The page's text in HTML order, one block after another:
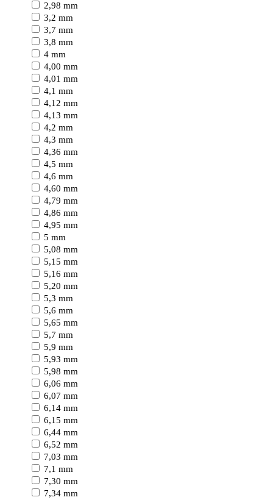
2,98 mm
3,2 mm
3,7 mm
3,8 mm
4 mm
4,00 mm
4,01 mm
4,1 mm
4,12 mm
4,13 mm
4,2 mm
4,3 mm
4,36 mm
4,5 mm
4,6 mm
4,60 mm
4,79 mm
4,86 mm
4,95 mm
5 mm
5,08 mm
5,15 mm
5,16 mm
5,20 mm
5,3 mm
5,6 mm
5,65 mm
5,7 mm
5,9 mm
5,93 mm
5,98 mm
6,06 mm
6,07 mm
6,14 mm
6,15 mm
6,44 mm
6,52 mm
7,03 mm
7,1 mm
7,30 mm
7,34 mm